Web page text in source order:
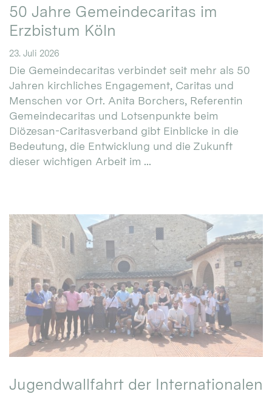
50 Jahre Gemeindecaritas im
Erzbistum Köln
23. Juli 2026
Die Gemeindecaritas verbindet seit mehr als 50
Jahren kirchliches Engagement, Caritas und
Menschen vor Ort. Anita Borchers, Referentin
Gemeindecaritas und Lotsenpunkte beim
Diözesan-Caritasverband gibt Einblicke in die
Bedeutung, die Entwicklung und die Zukunft
dieser wichtigen Arbeit im ...
Jugendwallfahrt der Internationalen